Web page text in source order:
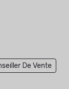
De Vente